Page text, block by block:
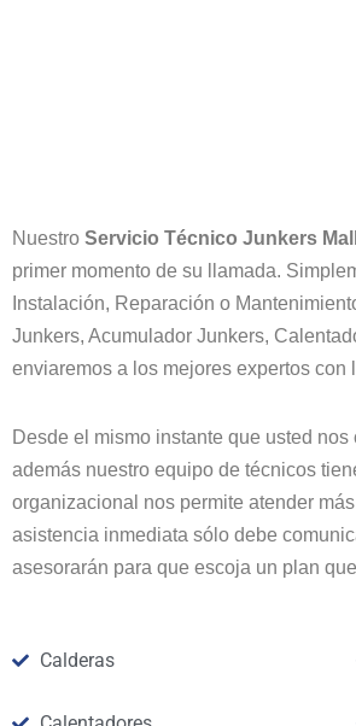
Nuestro Servicio Técnico Junkers
primer momento de su llamada.
Instalación, Reparación o
Junkers, Acumulador Junkers,
enviaremos a los mejores expertos
Desde el mismo instante que usted
además nuestro equipo de técnicos
organizacional nos permite atender
asistencia inmediata sólo debe
asesorarán para que escoja un plan
Calderas